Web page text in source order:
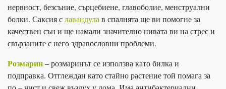
нервност, безсъние, сърцебиене, главоболие, менструални
болки. Саксия славандула в спалнята ще ви помогне за
качествен сън и ще намали значително нивата ви на стрес и
свързаните с него здравословни проблеми.
Розмарин– розмаринът се използва като билка и
подправка. Отглеждан като стайно растение той помага за